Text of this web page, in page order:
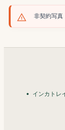
非契約写真
インカトレ